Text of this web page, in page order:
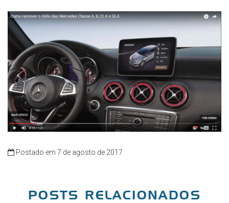
Postado em 7 de agosto de 2017
POSTS RELACIONADOS